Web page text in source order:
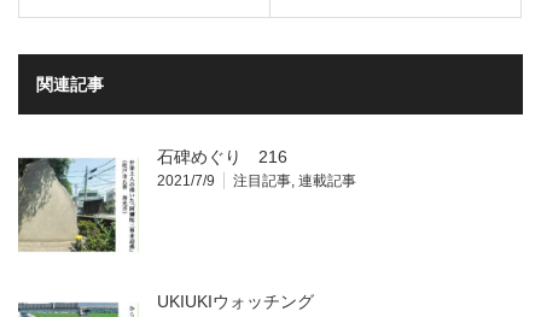
関連記事
石碑めぐり 216
2021/7/9 注目記事, 連載記事
UKIUKIウォッチング